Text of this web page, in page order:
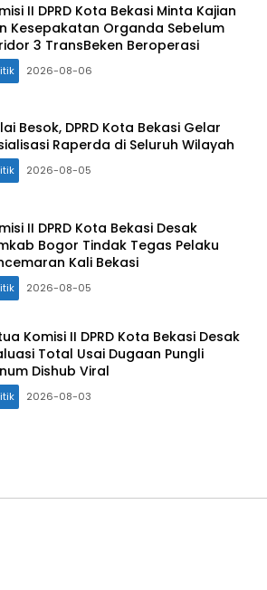
II DPRD Kota Bekasi Minta Kajian
Kesepakatan Organda Sebelum
3 TransBeken Beroperasi
2026-08-06
Besok, DPRD Kota Bekasi Gelar
Raperda di Seluruh Wilayah
2026-08-05
II DPRD Kota Bekasi Desak
Bogor Tindak Tegas Pelaku
Kali Bekasi
2026-08-05
Komisi II DPRD Kota Bekasi Desak
Total Usai Dugaan Pungli
Dishub Viral
2026-08-03